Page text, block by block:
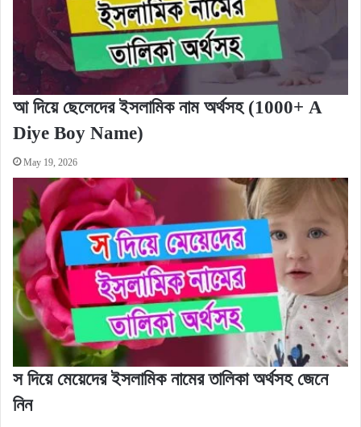
আ দিয়ে ছেলেদের ইসলামিক নাম অর্থসহ (1000+ A
Diye Boy Name)
May 19, 2026
স দিয়ে মেয়েদের ইসলামিক নামের তালিকা অর্থসহ জেনে
নিন